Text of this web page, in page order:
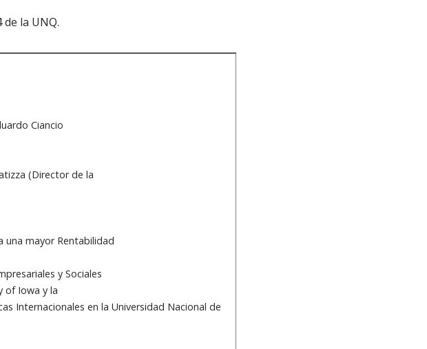
la UNQ.
Ciancio
(Director de la
una mayor Rentabilidad
y Sociales
of Iowa y la
Internacionales en la Universidad Nacional de